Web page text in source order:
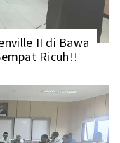
II di Bawa
Ricuh!!